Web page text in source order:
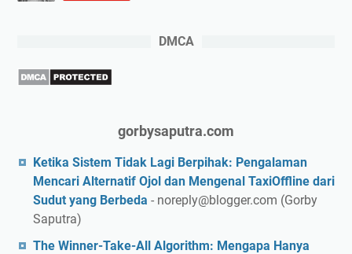
DMCA
gorbysaputra.com
Ketika Sistem Tidak Lagi Berpihak: Pengalaman
Mencari Alternatif Ojol dan Mengenal TaxiOffline dari
Sudut yang Berbeda - noreply@blogger.com (Gorby
Saputra)
The Winner-Take-All Algorithm: Mengapa Hanya